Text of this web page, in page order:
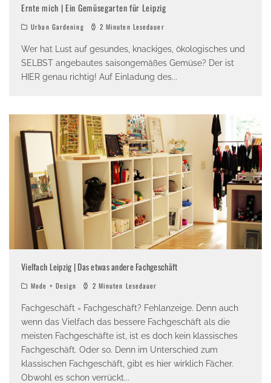
Ernte mich | Ein Gemüsegarten für Leipzig
Urban Gardening 2 Minuten Lesedauer
Wer hat Lust auf gesundes, knackiges, ökologisches und
SELBST angebautes saisongemäßes Gemüse? Der ist
HIER genau richtig! Auf Einladung des...
Vielfach Leipzig | Das etwas andere Fachgeschäft
Mode + Design 2 Minuten Lesedauer
Fachgeschäft = Fachgeschäft? Fehlanzeige. Denn auch
wenn das Vielfach das bessere Fachgeschäft als die
meisten Fachgeschäfte ist, ist es doch kein klassisches
Fachgeschäft. Oder so. Denn im Unterschied zum
klassischen Fachgeschäft, gibt es hier wirklich Fächer.
Obwohl es schon verrückt...